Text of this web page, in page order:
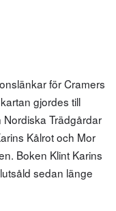
för Cramers
gjordes till
Trädgårdar
Kålrot och Mor
Boken Klint Karins
sedan länge